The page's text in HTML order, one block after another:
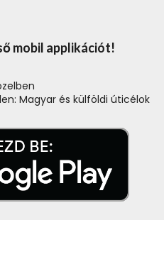
mobil applikációt!
Magyar és külföldi úticélok